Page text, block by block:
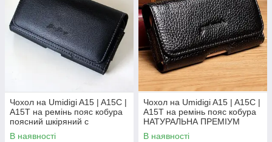
Чохол на Umidigi A15 | A15C |
A15T на ремінь пояс кобура
поясний шкіряний c
кишенями "RAMOS"
В наявності
Чохол на Umidigi A15 | A15C |
A15T на ремінь пояс кобура
НАТУРАЛЬНА ПРЕМІУМ
ШКІРА "FLOTAR"
В наявності